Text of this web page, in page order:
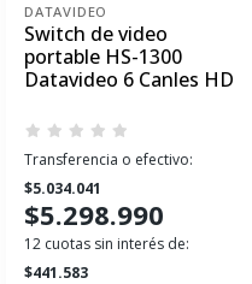
DATAVIDEO
Switch de video
portable HS-1300
Datavideo 6 Canles HD
Transferencia o efectivo:
$5.034.041
$5.298.990
12 cuotas sin interés de:
$441.583